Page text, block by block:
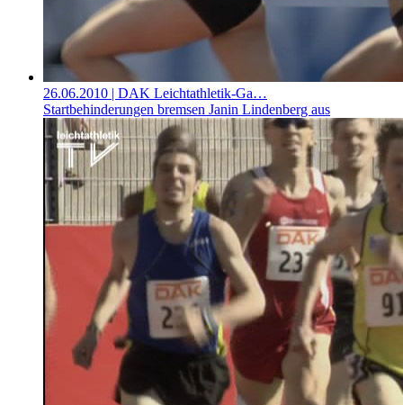
26.06.2010 | DAK Leichtathletik-Ga…
Startbehinderungen bremsen Janin Lindenberg aus